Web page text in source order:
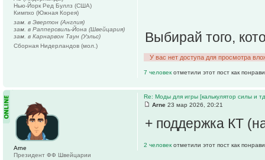
Выбирай того,
У вас нет доступа для просмотра
7 человек отметили этот пост как
Нью-Йорк Ред Буллз (США)
Кимпхо (Южная Корея)
зам. в Эвертон (Англия)
зам. в Рапперсвиль-Йона (Швейцария)
зам. в Карнарвон Таун (Уэльс)
Сборная Нидерландов (мол.)
Re: Моды для игры [калькулятор силы и
Arne 23 мар 2026, 20:21
+ поддержка КТ
2 человек отметили этот пост как
Arne
Президент ФФ Швейцарии